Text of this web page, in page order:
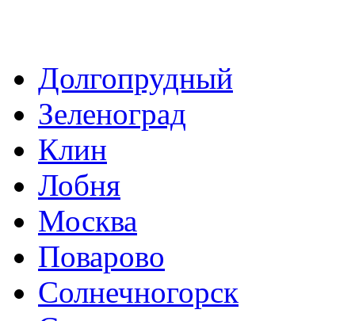
Долгопрудный
Зеленоград
Клин
Лобня
Москва
Поварово
Солнечногорск